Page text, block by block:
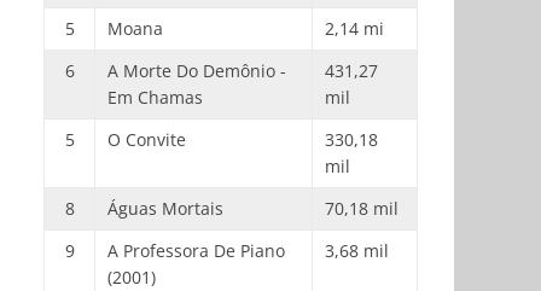
5
Moana
2,14 mi
6
A Morte Do Demônio -
Em Chamas
431,27
mil
5
O Convite
330,18
mil
8
Águas Mortais
70,18 mil
9
A Professora De Piano
(2001)
3,68 mil